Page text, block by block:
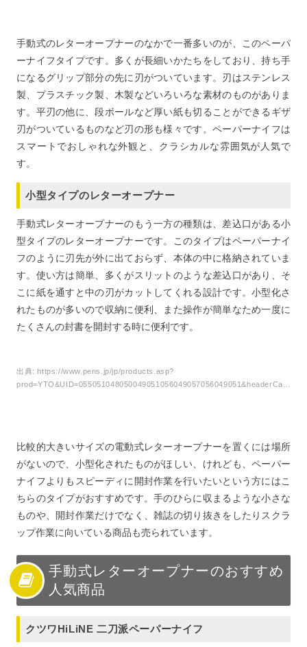
手動式のレターオープナーのなかで一番多いのが、このペーパ
ーナイフタイプです。多くが長細いかたちをしており、持ち手
になるグリップ部分の先に刃がついています。刃はステンレス
製、プラスチック製、木製などいろいろな素材のものがありま
す。平刃の他に、段ボールなど厚い紙も切ることができるギザ
刃がついているものなど刃の形も様々です。ペーパーナイフは
スマートでおしゃれな外観と、クラシカルな雰囲気が人気で
す。
小型タイプのレターオープナー
手動式レターオープナーのもう一方の種類は、差込口がある小
型タイプのレターオープナーです。このタイプはペーパーナイ
フのように刃先が外に出ておらず、本体の中に格納されていま
す。使い方は簡単、多くがスリットのような差込口があり、そ
こに紙を通すと中の刃がカットしてくれる設計です。小型化さ
れたものが多いので収納に便利、また操作が簡単なため一度に
たくさんの封書を開封する時に便利です。
出典:https://www.pens.jp/jp/products.asp?
prod=YTO&UID=055051048050049051056049057056049051&headerCategory=LetterOpener
比較的大きいサイズの電動式レターオープナーを置くには場所
がないので、小型化されたものがほしい、けれども、ペーパー
ナイフよりもスピーディに開封作業を行いたいという方にはこ
ちらのタイプがおすすめです。手のひらに収まるような小さな
ものや、開封作業だけでなく、雑誌の切り抜きをしたりスクラ
ップ作業に向いている商品も売られています。
手動式レターオープナーのおすすめ
人気商品
クツワHiLiNE 二刀派ペーパーナイフ